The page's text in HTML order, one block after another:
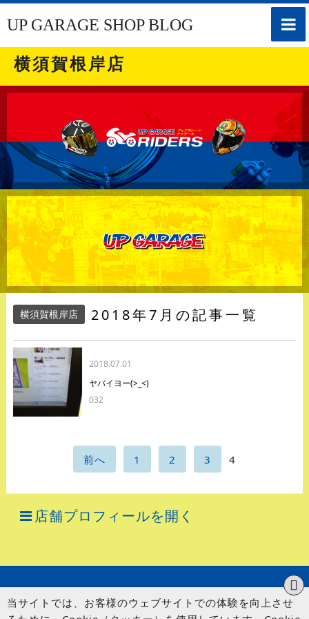
toggle
UP GARAGE SHOP BLOG
横須賀根岸店
横須賀根岸店 2018年7月の記事一覧
2018.07.01
ヤバイヨー(>_<)
032
前へ 1 2 3 4
店舗プロフィールを開く
当サイトでは、お客様のウェブサイトでの体験を向上させ